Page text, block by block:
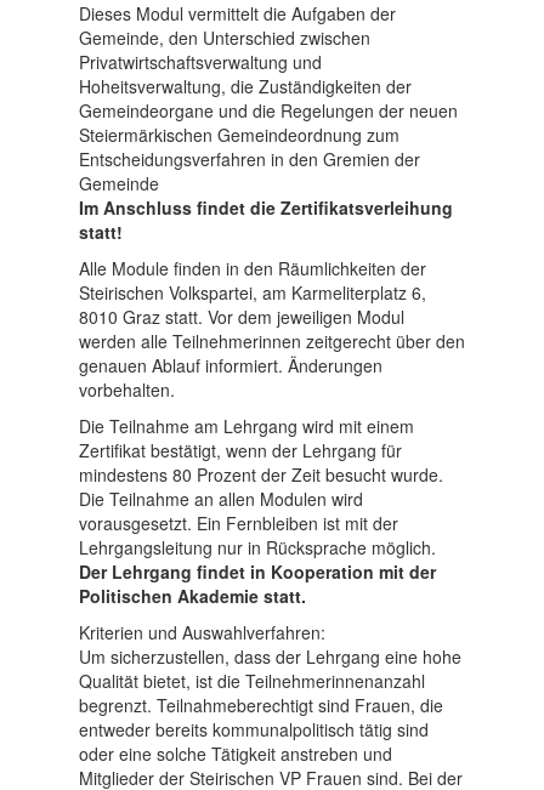
Dieses Modul vermittelt die Aufgaben der
Gemeinde, den Unterschied zwischen
Privatwirtschaftsverwaltung und
Hoheitsverwaltung, die Zuständigkeiten der
Gemeindeorgane und die Regelungen der neuen
Steiermärkischen Gemeindeordnung zum
Entscheidungsverfahren in den Gremien der
Gemeinde
Im Anschluss findet die Zertifikatsverleihung
statt!
Alle Module finden in den Räumlichkeiten der
Steirischen Volkspartei, am Karmeliterplatz 6,
8010 Graz statt. Vor dem jeweiligen Modul
werden alle Teilnehmerinnen zeitgerecht über den
genauen Ablauf informiert. Änderungen
vorbehalten.
Die Teilnahme am Lehrgang wird mit einem
Zertifikat bestätigt, wenn der Lehrgang für
mindestens 80 Prozent der Zeit besucht wurde.
Die Teilnahme an allen Modulen wird
vorausgesetzt. Ein Fernbleiben ist mit der
Lehrgangsleitung nur in Rücksprache möglich.
Der Lehrgang findet in Kooperation mit der
Politischen Akademie statt.
Kriterien und Auswahlverfahren:
Um sicherzustellen, dass der Lehrgang eine hohe
Qualität bietet, ist die Teilnehmerinnenanzahl
begrenzt. Teilnahmeberechtigt sind Frauen, die
entweder bereits kommunalpolitisch tätig sind
oder eine solche Tätigkeit anstreben und
Mitglieder der Steirischen VP Frauen sind. Bei der